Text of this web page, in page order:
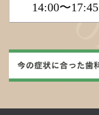
14:00〜17:45